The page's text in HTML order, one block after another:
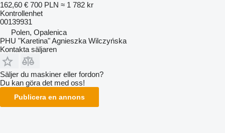
162,60 € 700 PLN ≈ 1 782 kr
Kontrollenhet
00139931
Polen, Opalenica
PHU "Karetina" Agnieszka Wilczyńska
Kontakta säljaren
Säljer du maskiner eller fordon?
Du kan göra det med oss!
Publicera en annons